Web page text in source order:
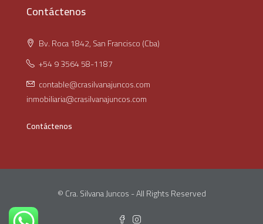
Contáctenos
Bv. Roca 1842, San Francisco (Cba)
+54 9 3564 58-1187
contable@crasilvanajuncos.com
inmobiliaria@crasilvanajuncos.com
Contáctenos
© Cra. Silvana Juncos - All Rights Reserved